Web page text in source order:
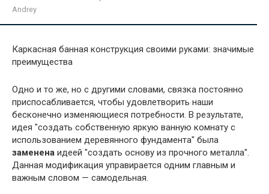
Andrey
Каркасная банная конструкция своими руками: значимые
преимущества
Одно и то же, но с другими словами, связка постоянно
приспосабливается, чтобы удовлетворить наши
бесконечно изменяющиеся потребности. В результате,
идея "создать собственную яркую ванную комнату с
использованием деревянного фундамента" была
заменена идеей "создать основу из прочного металла".
Данная модификация управирается одним главным и
важным словом — самодельная.